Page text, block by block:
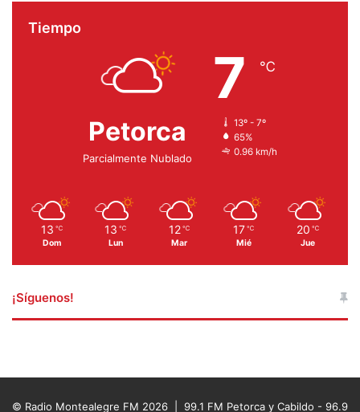
Tiempo
Petorca
Parcialmente Nublado
7 ℃
13º - 7º
65%
0.96 km/h
13 ℃
Dom
13 ℃
Lun
12 ℃
Mar
17 ℃
Mié
20 ℃
Jue
¡Síguenos!
© Radio Montealegre FM 2026 | 99.1 FM Petorca y Cabildo - 96.9